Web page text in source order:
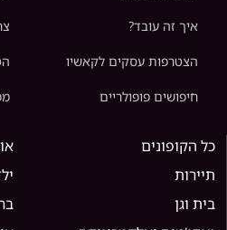
איך זה עובד?
הצטרפות עסקים לקאשיו
חיפושים פופולריים
כל הקופונים
תיירות
בית וגן